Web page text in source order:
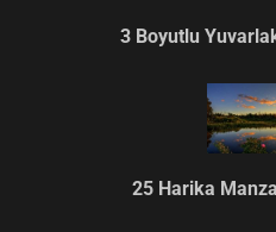
3 Boyutlu
25 Harika